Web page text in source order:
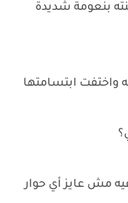
بنعومة شديدة
ابتسامتها
مش عايز أي حوار